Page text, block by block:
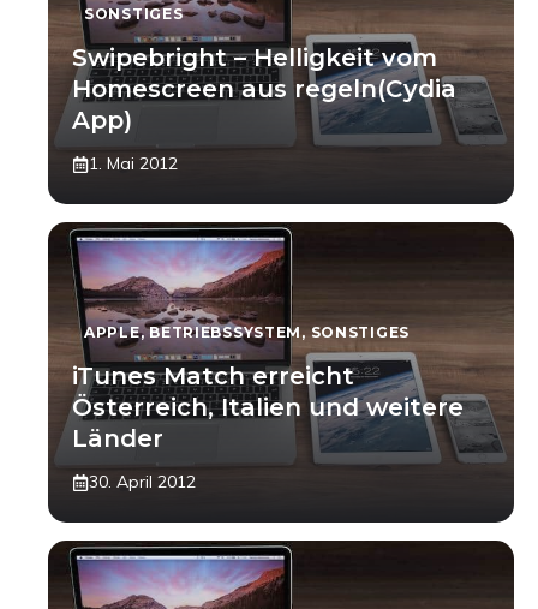
SONSTIGES
Swipebright – Helligkeit vom
Homescreen aus regeln(Cydia
App)
1. Mai 2012
APPLE,BETRIEBSSYSTEM,SONSTIGES
iTunes Match erreicht
Österreich, Italien und weitere
Länder
30. April 2012